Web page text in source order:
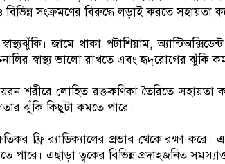
সংক্রমণের বিরুদ্ধে লড়াই করতে সহায়তা
জামে থাকা পটাশিয়াম,
স্বাস্থ্য ভালো রাখতে এবং হৃদ্‌রোগের ঝুঁকি
শরীরে লোহিত রক্তকণিকা তৈরিতে
ঝুঁকি কিছুটা কমতে পারে।
ফ্রি র‍্যাডিক্যালের প্রভাব থেকে রক্ষা
এছাড়া ত্বকের বিভিন্ন প্রদাহজনিত